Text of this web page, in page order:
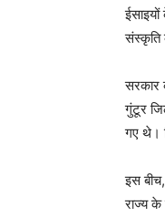
संस्कृति
सरकार
गुंटूर
गए थे।
इस
राज्य